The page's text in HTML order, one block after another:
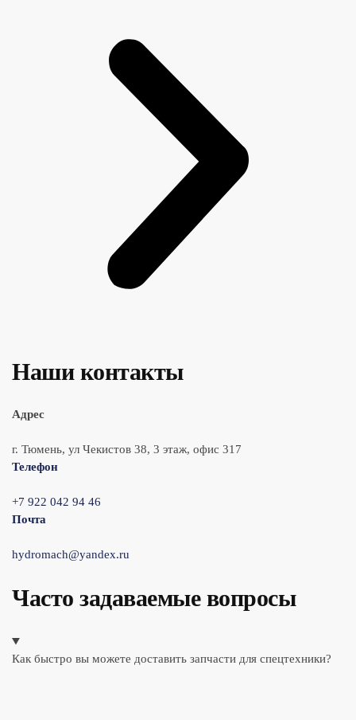
Наши контакты
Адрес
г. Тюмень, ул Чекистов 38, 3 этаж, офис 317
Телефон
+7 922 042 94 46
Почта
hydromach@yandex.ru
Часто задаваемые вопросы
Как быстро вы можете доставить запчасти для спецтехники?